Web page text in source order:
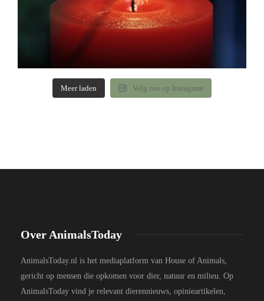
Meer laden Volg ons op Instagram
Over AnimalsToday
AnimalsToday.nl is het mediaplatform van House of Animals,
gericht op mensen die opkomen voor dier, natuur en milieu. Op
AnimalsToday vind je relevant dierennieuws, opinieartikelen,